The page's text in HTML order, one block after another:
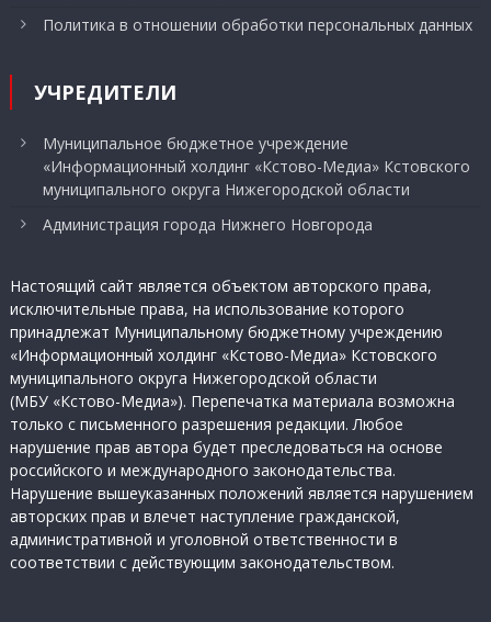
Политика в отношении обработки персональных данных
УЧРЕДИТЕЛИ
Муниципальное бюджетное учреждение
«Информационный холдинг «Кстово-Медиа» Кстовского
муниципального округа Нижегородской области
Администрация города Нижнего Новгорода
Настоящий сайт является объектом авторского права,
исключительные права, на использование которого
принадлежат Муниципальному бюджетному учреждению
«Информационный холдинг «Кстово-Медиа» Кстовского
муниципального округа Нижегородской области
(МБУ «Кстово-Медиа»). Перепечатка материала возможна
только с письменного разрешения редакции. Любое
нарушение прав автора будет преследоваться на основе
российского и международного законодательства.
Нарушение вышеуказанных положений является нарушением
авторских прав и влечет наступление гражданской,
административной и уголовной ответственности в
соответствии с действующим законодательством.